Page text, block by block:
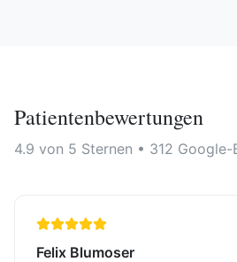
Patientenbewertungen
4.9 von 5 Sternen • 312 Google-
Felix Blumoser